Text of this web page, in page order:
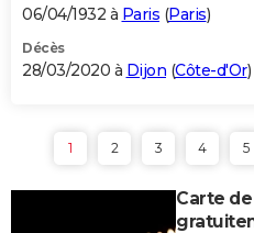
06/04/1932 à Paris (Paris)
Décès
28/03/2020 à Dijon (Côte-d'Or)
1 2 3 4 5
Carte